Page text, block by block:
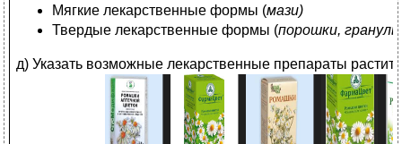
Мягкие лекарственные формы (мази)
Твердые лекарственные формы (порошки,
д) Указать возможные лекарственные препараты